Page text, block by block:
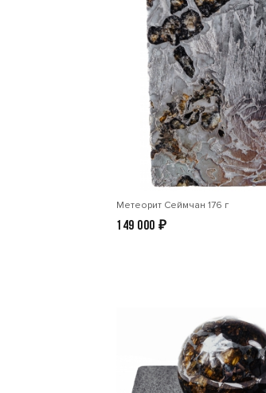
Метеорит Сеймчан 176 г
149 000 ₽